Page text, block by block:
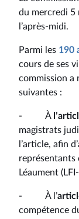
du mercredi 5
l’après-midi.
Parmi les 190
cours de ses
commission a
suivantes :
- À
magistrats
l’article, afin
représentants
Léaument
- À l’
compétence